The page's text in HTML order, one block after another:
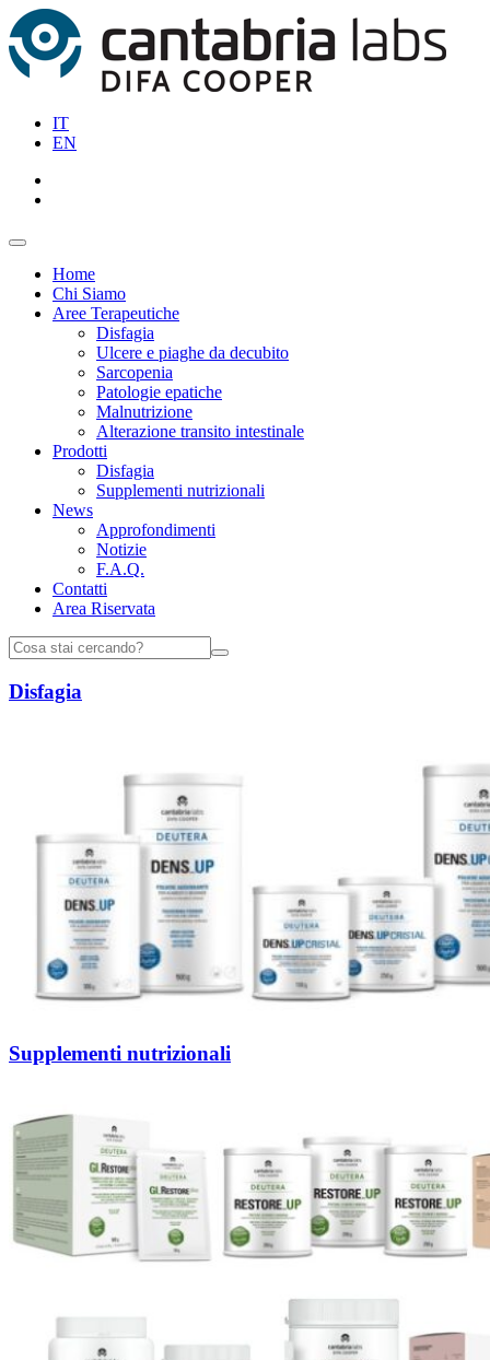
IT
EN
Home
Chi Siamo
Aree Terapeutiche
Disfagia
Ulcere e piaghe da decubito
Sarcopenia
Patologie epatiche
Malnutrizione
Alterazione transito intestinale
Prodotti
Disfagia
Supplementi nutrizionali
News
Approfondimenti
Notizie
F.A.Q.
Contatti
Area Riservata
Disfagia
Supplementi nutrizionali